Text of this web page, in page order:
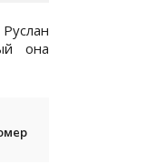
она